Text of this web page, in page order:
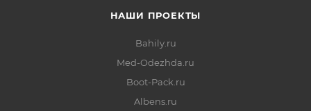
НАШИ ПРОЕКТЫ
Bahily.ru
Med-Odezhda.ru
Boot-Pack.ru
Albens.ru